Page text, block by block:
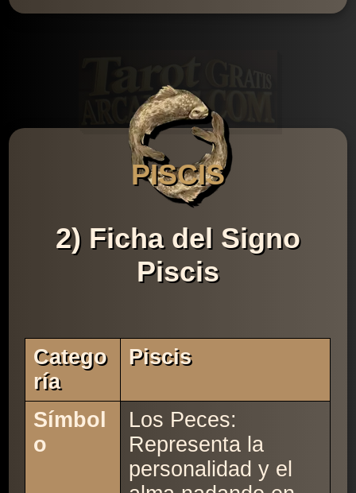
PISCIS
2) Ficha del Signo
Piscis
Catego
Ría
Piscis
Símbol
o
Los Peces:
Representa la
personalidad y el